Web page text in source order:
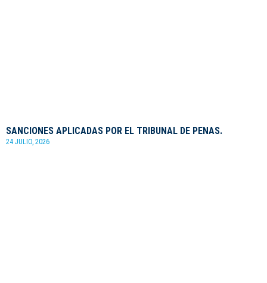
SANCIONES APLICADAS POR EL TRIBUNAL DE PENAS.
24 JULIO, 2026